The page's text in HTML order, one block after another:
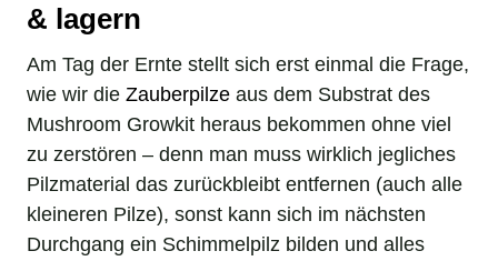
& lagern
Am Tag der Ernte stellt sich erst einmal die Frage,
wie wir die Zauberpilze aus dem Substrat des
Mushroom Growkit heraus bekommen ohne viel
zu zerstören – denn man muss wirklich jegliches
Pilzmaterial das zurückbleibt entfernen (auch alle
kleineren Pilze), sonst kann sich im nächsten
Durchgang ein Schimmelpilz bilden und alles